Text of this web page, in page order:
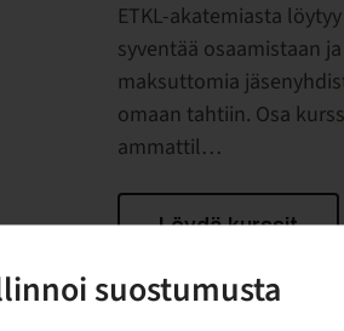
suostumusta
ETKL-akatemiasta
syventää osaamistaan
maksuttomia
omaan tahtiin. Osa
ammattil…
Löydä kurssit
kannalta tärkeistä asioista.